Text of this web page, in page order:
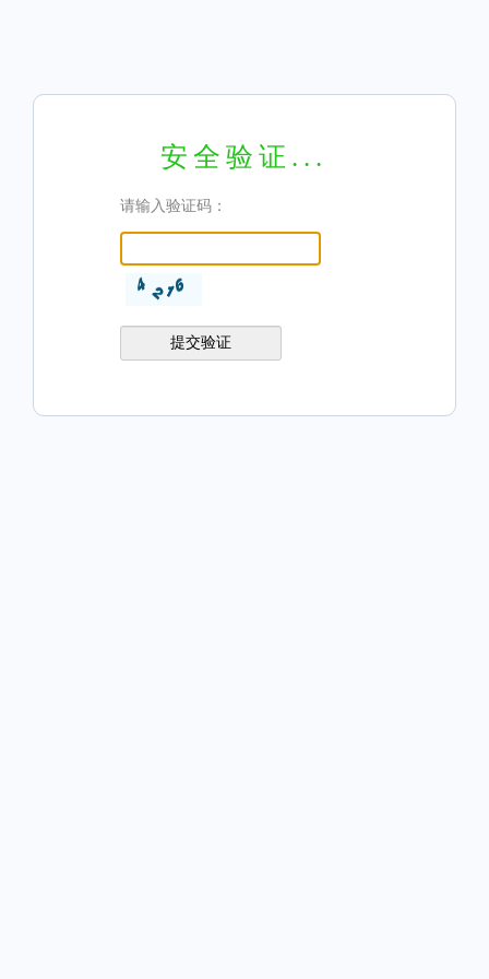
安全验证...
请输入验证码：